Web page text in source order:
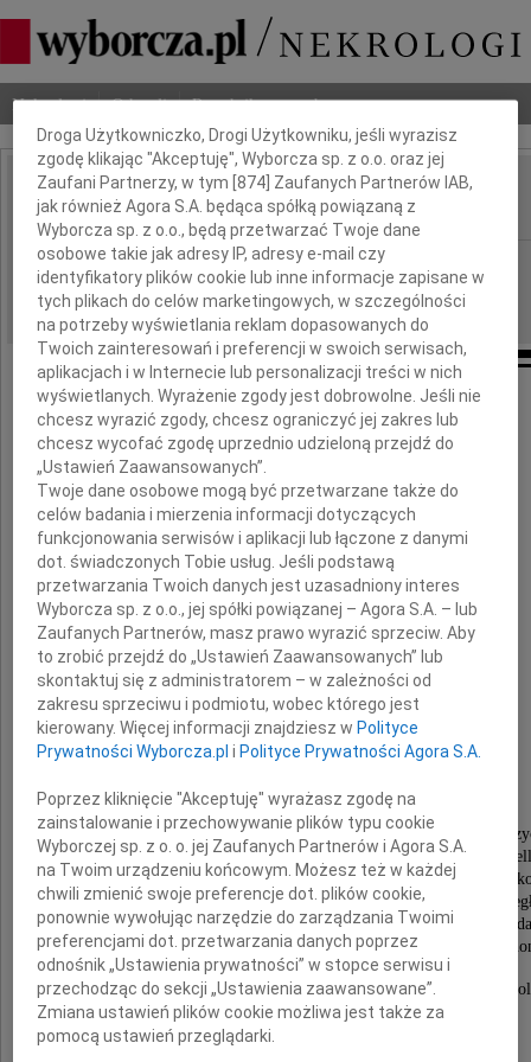
Nekrologi Odeszli Poradnik pogrzebowy
IMIĘ I NAZWISKO: Wanda Szajowska
REGION: Kraków
DATA EMISJI: 31.08.2022
Z głębokim żalem zawiadamiamy,
że w dniu 26 sierpnia 2022 roku
opatrzona Św. Sakramentami
zmarła najstarsza Polka
Wanda Szajowska
pianistka-pedagog, absolwentka Konserwatorium
we Lwowie oraz Historii Sztuki na Uniwersytecie
wieloletnia nauczycielka Szkoły Muzycznej w
odznaczona Medalem Stulecia Odzyskanej
Złotą Odznaką Honorową - Krzyż Małopolski,
Komisji Edukacji Narodowej oraz wieloma dyplomami
Odeszła od nas prawdziwa Dama przedwojennej
kochająca muzykę, ludzi i życie.
Dbamy o Twoją prywatność
Droga Użytkowniczko, Drogi Użytkowniku, jeśli wyrazisz
zgodę klikając "Akceptuję", Wyborcza sp. z o.o. oraz jej
Zaufani Partnerzy, w tym [874 ] Zaufanych Partnerów IAB,
jak również Agora S.A. będąca spółką powiązaną z
Wyborcza sp. z o.o., będą przetwarzać Twoje dane
osobowe takie jak adresy IP, adresy e-mail czy
identyfikatory plików cookie lub inne informacje zapisane w
tych plikach do celów marketingowych, w szczególności
na potrzeby wyświetlania reklam dopasowanych do
Twoich zainteresowań i preferencji w swoich serwisach,
aplikacjach i w Internecie lub personalizacji treści w nich
wyświetlanych. Wyrażenie zgody jest dobrowolne. Jeśli nie
chcesz wyrazić zgody, chcesz ograniczyć jej zakres lub
chcesz wycofać zgodę uprzednio udzieloną przejdź do
„Ustawień Zaawansowanych”.
Twoje dane osobowe mogą być przetwarzane także do
celów badania i mierzenia informacji dotyczących
funkcjonowania serwisów i aplikacji lub łączone z danymi
dot. świadczonych Tobie usług. Jeśli podstawą
przetwarzania Twoich danych jest uzasadniony interes
Wyborcza sp. z o.o., jej spółki powiązanej – Agora S.A. – lub
Zaufanych Partnerów, masz prawo wyrazić sprzeciw. Aby
to zrobić przejdź do „Ustawień Zaawansowanych” lub
skontaktuj się z administratorem – w zależności od
zakresu sprzeciwu i podmiotu, wobec którego jest
kierowany. Więcej informacji znajdziesz w Polityce
Prywatności Wyborcza.pl i Polityce Prywatności Agora S.A.
Poprzez kliknięcie "Akceptuję" wyrażasz zgodę na
zainstalowanie i przechowywanie plików typu cookie
Wyborczej sp. z o. o. jej Zaufanych Partnerów i Agora S.A.
na Twoim urządzeniu końcowym. Możesz też w każdej
chwili zmienić swoje preferencje dot. plików cookie,
ponownie wywołując narzędzie do zarządzania Twoimi
preferencjami dot. przetwarzania danych poprzez
odnośnik „Ustawienia prywatności” w stopce serwisu i
przechodząc do sekcji „Ustawienia zaawansowane”.
Zmiana ustawień plików cookie możliwa jest także za
pomocą ustawień przeglądarki.